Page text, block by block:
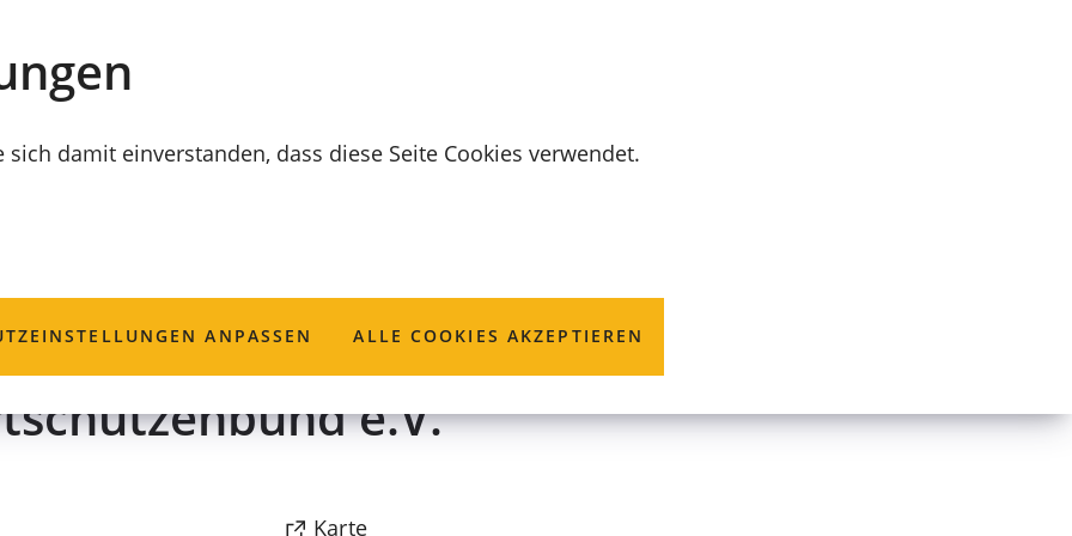
damit einverstanden, dass diese Seite Cookies verwendet.
ANPASSEN ALLE COOKIES AKZEPTIEREN
Nord
e.V.
Karte
(Öffnet